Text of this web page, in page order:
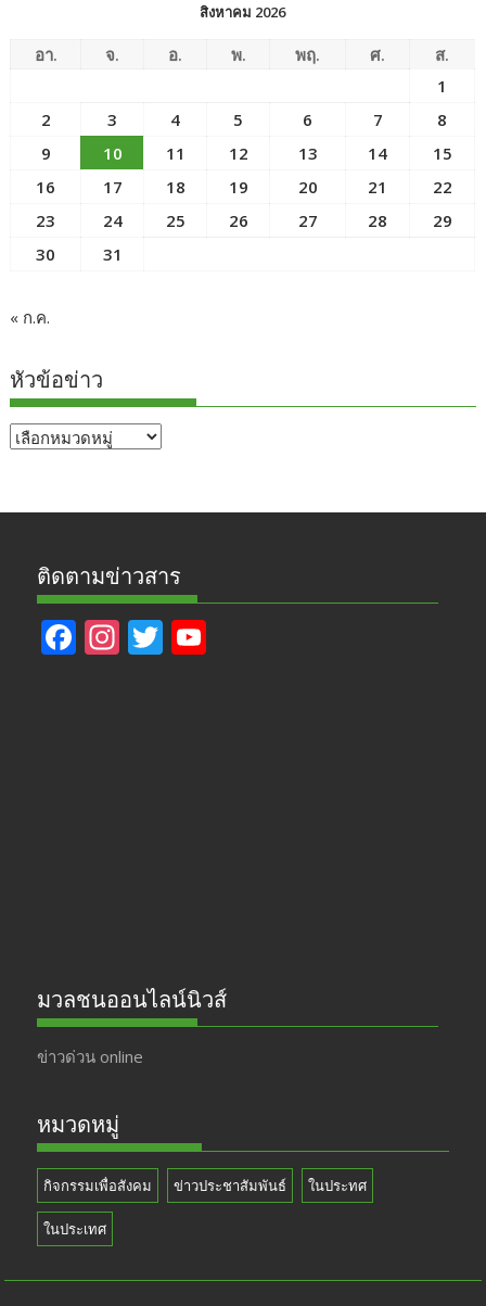
สิงหาคม 2026
อา. จ. อ. พ. พฤ. ศ.
ส.
1
2
3 4 5 6 7
8
9
10 11 12 13 14
15
16
17 18 19 20 21
22
23
24 25 26 27 28
29
30
31
« ก.ค.
หัวข้อข่าว
หัวข้อ
ติดตามข่าวสาร
F In T
มวลชนออนไลน์นิวส์
ข่าวด่วน online
หมวดหมู่
กิจกรรมเพื่อสังคม ข่าวประชาสัมพันธ์ ในประทศ
ในประเทศ